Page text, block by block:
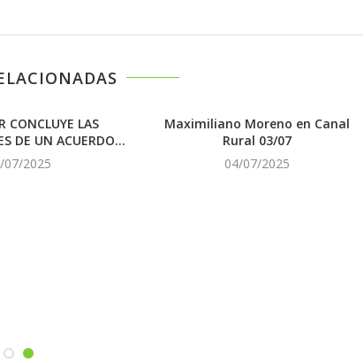
CONCLUYE LAS
DE UN ACUERDO...
07/2025
Maximiliano Moreno en Canal
Rural 03/07
04/07/2025